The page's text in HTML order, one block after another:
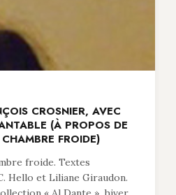
CROSNIER, AVEC
(À PROPOS DE
FROIDE)
froide. Textes
Hello et Liliane Giraudon.